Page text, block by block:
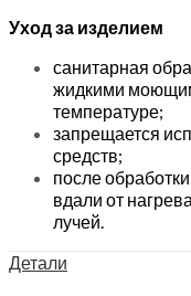
Уход за изделием
санитарная
жидкими
температуре;
запрещается
средств;
после
вдали от
лучей.
Детали